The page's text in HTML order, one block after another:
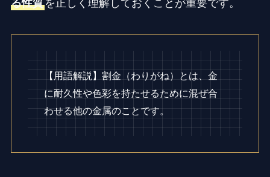
る性質を正しく理解しておくことが重要です。
【用語解説】割金（わりがね）とは、金
に耐久性や色彩を持たせるために混ぜ合
わせる他の金属のことです。